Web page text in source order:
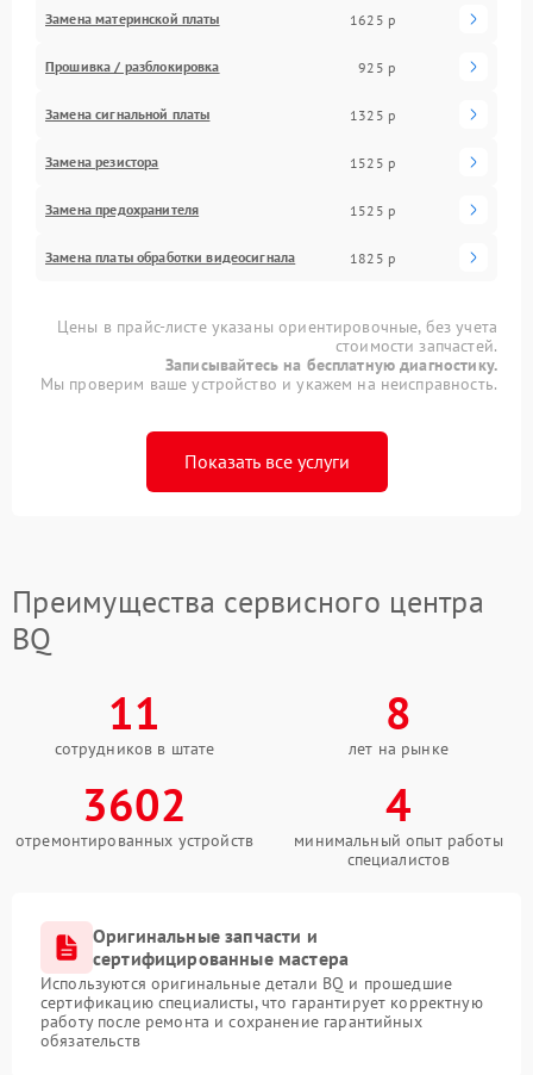
Замена материнской платы 1625 р
Прошивка / разблокировка 925 р
Замена сигнальной платы 1325 р
Замена резистора 1525 р
Замена предохранителя 1525 р
Замена платы обработки видеосигнала 1825 р
Цены в прайс-листе указаны ориентировочные, без учета
стоимости запчастей.
Записывайтесь на бесплатную диагностику.
Мы проверим ваше устройство и укажем на неисправность.
Показать все услуги
Преимущества сервисного центра
BQ
11
сотрудников в штате
8
лет на рынке
3602
отремонтированных устройств
4
минимальный опыт работы
специалистов
Оригинальные запчасти и
сертифицированные мастера
Используются оригинальные детали BQ и прошедшие
сертификацию специалисты, что гарантирует корректную
работу после ремонта и сохранение гарантийных
обязательств